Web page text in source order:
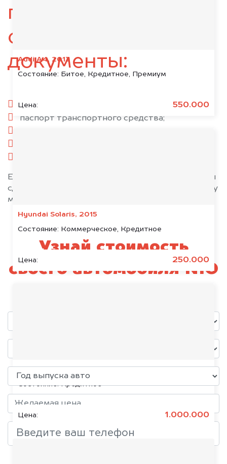
Audi A4, 2013
Состояние: Битое, Кредитное, Премиум
Цена: 550.000
Hyundai Solaris, 2015
Состояние: Коммерческое, Кредитное
Цена: 250.000
Состояние:Кредитное
Цена: 1.000.000
подготовьте
следующие
документы:
паспорт гражданина РФ;
паспорт транспортного средства;
Если у вас нет всех документов, то наши юристы
сделают всё возможное, чтобы оформить сделку
максимально быстро!
Узнай стоимость
своего автомобиля NIO